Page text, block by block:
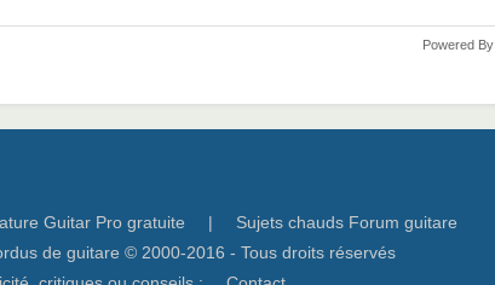
Powered By
Guitar Pro gratuite |
Sujets chauds Forum guitare
de guitare © 2000-2016 - Tous droits réservés